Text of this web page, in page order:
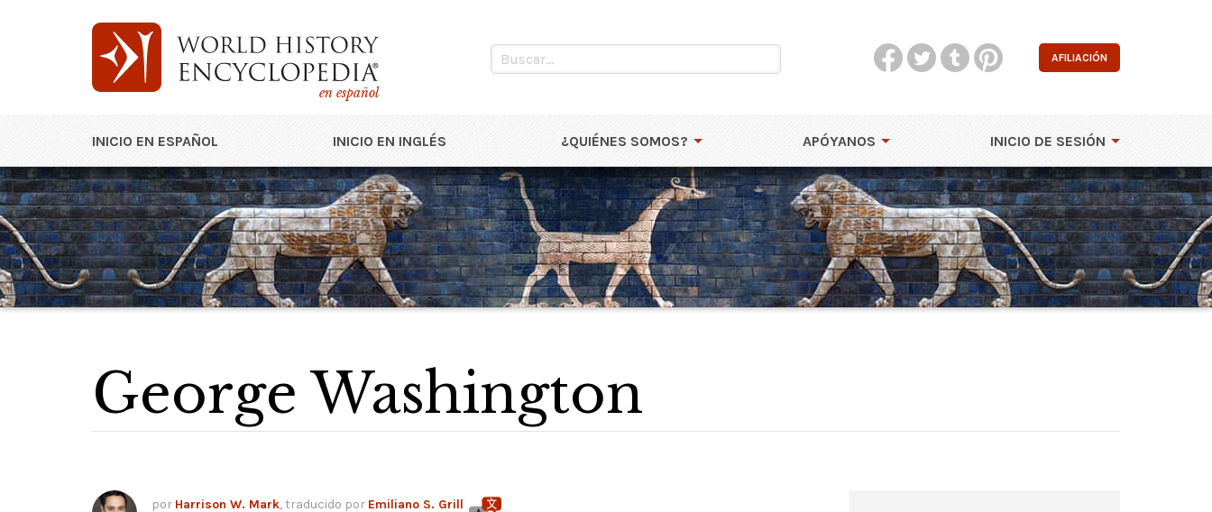
en español
AFILIACIÓN
INICIO EN ESPAÑOL INICIO EN INGLÉS ¿QUIÉNES SOMOS? APÓYANOS INICIO DE SESIÓN
George Washington
por Harrison W. Mark, traducido por Emiliano S. Grill